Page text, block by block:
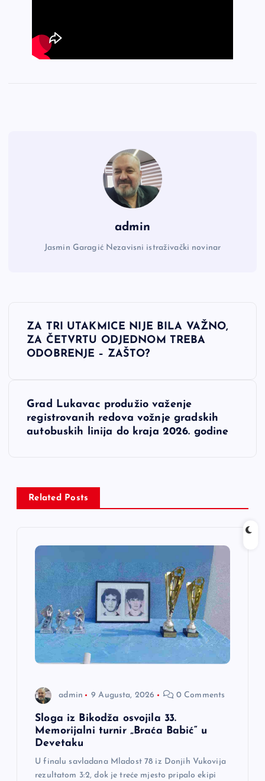
admin
Jasmin Garagić Nezavisni istraživački novinar
N
c
ZA TRI UTAKMICE NIJE BILA VAŽNO,
ZA ČETVRTU ODJEDNOM TREBA
ODOBRENJE – ZAŠTO?
Grad Lukavac produžio važenje
registrovanih redova vožnje gradskih
autobuskih linija do kraja 2026. godine
Related Posts
admin 9 Augusta, 2026 0 Comments
Sloga iz Bikodža osvojila 33.
Memorijalni turnir „Braća Babić“ u
Devetaku
U finalu savladana Mladost 78 iz Donjih Vukovija
rezultatom 3:2, dok je treće mjesto pripalo ekipi